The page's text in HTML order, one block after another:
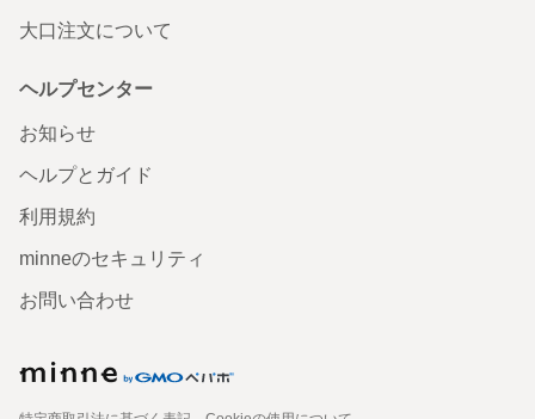
大口注文について
ヘルプセンター
お知らせ
ヘルプとガイド
利用規約
minneのセキュリティ
お問い合わせ